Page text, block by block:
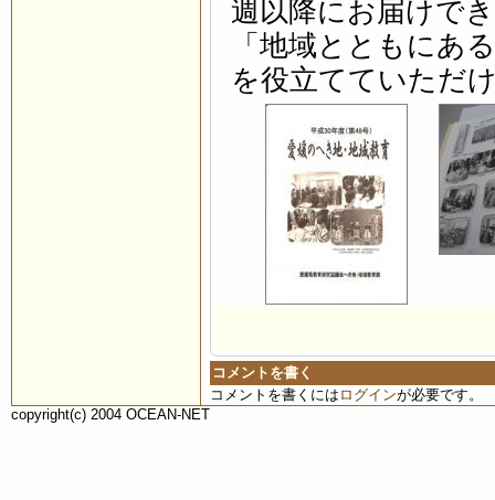
週以降にお届けで
「地域とともにあ
を役立てていただ
コメントを書く
コメントを書くには ログインが必要です。
copyright(c) 2004 OCEAN-NET